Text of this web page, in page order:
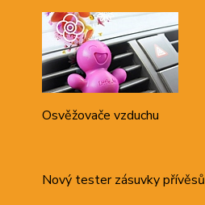
Osvěžovače vzduchu
Nový tester zásuvky přívěsů